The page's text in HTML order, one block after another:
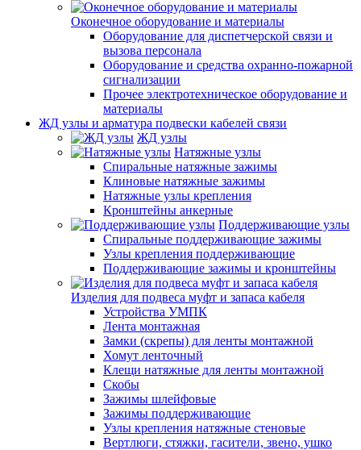
Оконечное оборудование и материалы
Оборудование для диспетчерской связи и
вызова персонала
Оборудование и средства охранно-пожарной
сигнализации
Прочее электротехническое оборудование и
материалы
ЖД узлы и арматура подвески кабелей связи
ЖД узлы
Натяжные узлы
Спиральные натяжные зажимы
Клиновые натяжные зажимы
Натяжные узлы крепления
Кронштейны анкерные
Поддерживающие узлы
Спиральные поддерживающие зажимы
Узлы крепления поддерживающие
Поддерживающие зажимы и кронштейны
Изделия для подвеса муфт и запаса кабеля
Устройства УМПК
Лента монтажная
Замки (скрепы) для ленты монтажной
Хомут ленточный
Клещи натяжные для ленты монтажной
Скобы
Зажимы шлейфовые
Зажимы поддерживающие
Узлы крепления натяжные стеновые
Вертлюги, стяжки, гасители, звено, ушко